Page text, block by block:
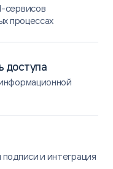
сервисов
процессах
доступа
и интеграция